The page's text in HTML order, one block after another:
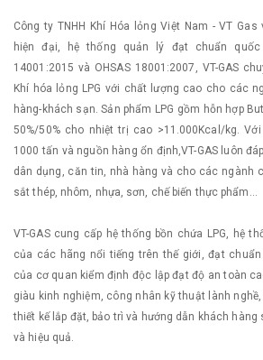
Công ty TNHH Khí Hóa lỏng Việt Nam - VT
hiện đại, hệ thống quản lý đạt chuẩn quốc
14001:2015 và OHSAS 18001:2007, VT-GAS
Khí hóa lỏng LPG với chất lượng cao cho các
hàng-khách sạn. Sản phẩm LPG gồm hỗn hợp
50%/50% cho nhiệt trị cao >11.000Kcal/kg.
1000 tấn và nguồn hàng ổn định,VT-GAS luôn
dân dụng, căn tin, nhà hàng và cho các ngành
sắt thép, nhôm, nhựa, sơn, chế biến thực phẩm...
VT-GAS cung cấp hệ thống bồn chứa LPG, hệ
của các hãng nổi tiếng trên thế giới, đạt
của cơ quan kiểm định độc lập đạt độ an toàn
giàu kinh nghiệm, công nhân kỹ thuật lành nghề,
thiết kế lắp đặt, bảo trì và hướng dẫn khách hàng
và hiệu quả.